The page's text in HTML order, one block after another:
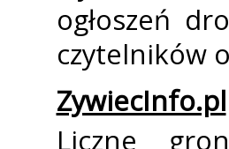
ogłoszeń
czytelników
ZywiecInfo.pl
Liczne